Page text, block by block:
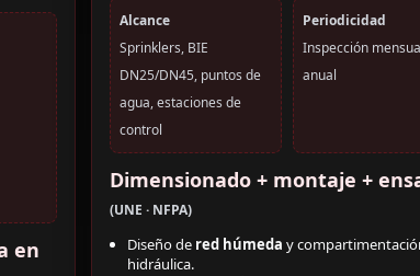
en
Alcance
Sprinklers, BIE
DN25/DN45, puntos de
agua, estaciones de
control
Periodicidad
Inspección
anual
Dimensionado + montaje +
(UNE · NFPA)
Diseño de red húmeda y
hidráulica.